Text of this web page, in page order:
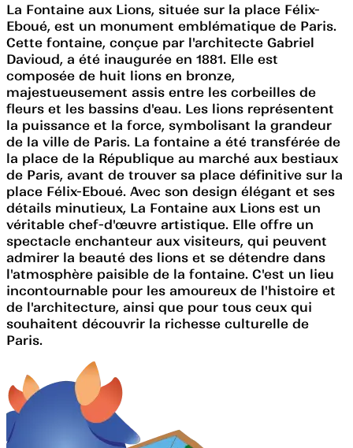
La Fontaine aux Lions, située sur la place Félix-
Eboué, est un monument emblématique de Paris.
Cette fontaine, conçue par l'architecte Gabriel
Davioud, a été inaugurée en 1881. Elle est
composée de huit lions en bronze,
majestueusement assis entre les corbeilles de
fleurs et les bassins d'eau. Les lions représentent
la puissance et la force, symbolisant la grandeur
de la ville de Paris. La fontaine a été transférée de
la place de la République au marché aux bestiaux
de Paris, avant de trouver sa place définitive sur la
place Félix-Eboué. Avec son design élégant et ses
détails minutieux, La Fontaine aux Lions est un
véritable chef-d'œuvre artistique. Elle offre un
spectacle enchanteur aux visiteurs, qui peuvent
admirer la beauté des lions et se détendre dans
l'atmosphère paisible de la fontaine. C'est un lieu
incontournable pour les amoureux de l'histoire et
de l'architecture, ainsi que pour tous ceux qui
souhaitent découvrir la richesse culturelle de
Paris.